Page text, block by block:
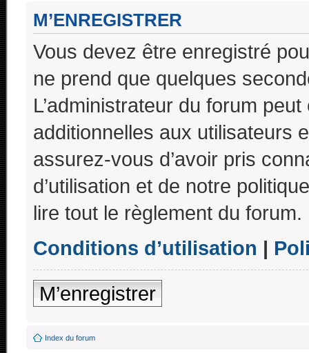
M’ENREGISTRER
Vous devez être enregistré
ne prend que quelques
L’administrateur du forum
additionnelles aux utilisateurs
assurez-vous d’avoir pris
d’utilisation et de notre
lire tout le règlement du forum.
Conditions d’utilisation |
M’enregistrer
Index du forum